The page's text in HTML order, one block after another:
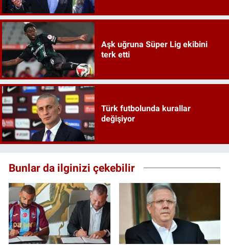
Aşk uğruna Süper Lig ekibini
terk etti
Türk futbolunda kurallar
değişiyor
Bunlar da ilginizi çekebilir